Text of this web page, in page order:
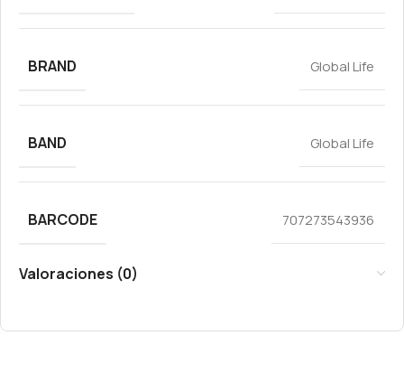
BRAND Global Life
BAND Global Life
BARCODE 707273543936
Valoraciones (0)